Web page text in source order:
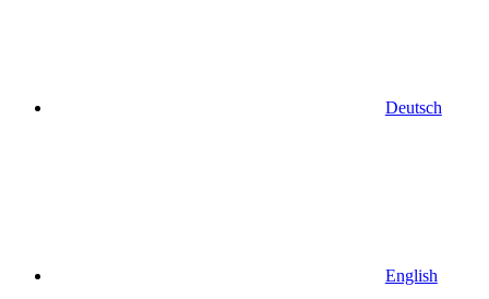
Deutsch
English